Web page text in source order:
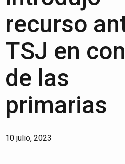
recurso
TSJ en
de las
primarias
10 julio, 2023